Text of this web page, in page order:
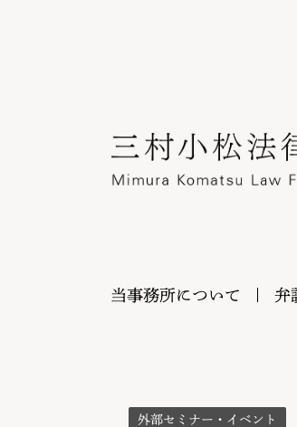
当事務所について 弁
外部セミナー・イベント